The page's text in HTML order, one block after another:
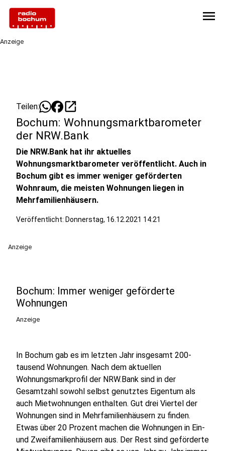
menu
Anzeige
Teilen: open_in_new
Bochum: Wohnungsmarktbarometer
der NRW.Bank
Die NRW.Bank hat ihr aktuelles
Wohnungsmarktbarometer veröffentlicht. Auch in
Bochum gibt es immer weniger geförderten
Wohnraum, die meisten Wohnungen liegen in
Mehrfamilienhäusern.
Veröffentlicht: Donnerstag, 16.12.2021 14:21
Anzeige
Bochum: Immer weniger geförderte
Wohnungen
Anzeige
In Bochum gab es im letzten Jahr insgesamt 200-
tausend Wohnungen. Nach dem aktuellen
Wohnungsmarkprofil der NRW.Bank sind in der
Gesamtzahl sowohl selbst genutztes Eigentum als
auch Mietwohnungen enthalten. Gut drei Viertel der
Wohnungen sind in Mehrfamilienhäusern zu finden.
Etwas über 20 Prozent machen die Wohnungen in Ein-
und Zweifamilienhäusern aus. Der Rest sind geförderte